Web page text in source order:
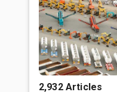
2,932 Articles